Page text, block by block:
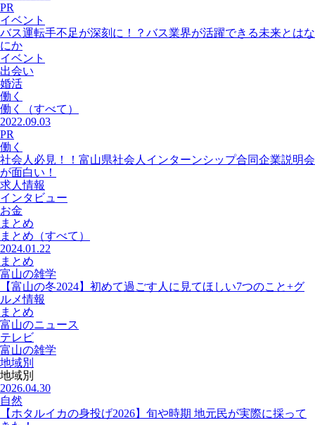
PR
イベント
バス運転手不足が深刻に！？バス業界が活躍できる未来とはな
にか
イベント
出会い
婚活
働く
働く
（すべて）
2022.09.03
PR
働く
社会人必見！！富山県社会人インターンシップ合同企業説明会
が面白い！
求人情報
インタビュー
お金
まとめ
まとめ （すべて）
2024.01.22
まとめ
富山の雑学
【富山の冬2024】初めて過ごす人に見てほしい7つのこと+グ
ルメ情報
まとめ
富山のニュース
テレビ
富山の雑学
地域別
地域別
2026.04.30
自然
【ホタルイカの身投げ2026】旬や時期 地元民が実際に採って